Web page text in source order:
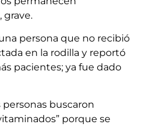
grave.
persona que no recibió
en la rodilla y reportó
pacientes; ya fue dado
buscaron
porque se